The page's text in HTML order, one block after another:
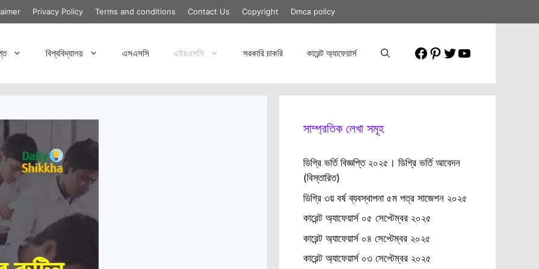
Privacy Policy Terms and conditions Contact Us Copyright Dmca policy
বিশ্ববিদ্যালয় এসএসসি এইচএসসি সরকারি চাকরি কারেন্ট অ্যাফেয়ার্স Facebook
Pinterest
Twitter
YouTube
সাম্প্রতিক লেখা সমূহ
ডিগ্রি ভর্তি বিজ্ঞপ্তি ২০২৫। ডিগ্রি ভর্তি আবেদন
(বিস্তারিত)
ডিগ্রি ৩য় বর্ষ ব্যবস্থাপনা ৫ম পত্র সাজেশন ২০২৫
কারেন্ট অ্যাফেয়ার্স ০৫ সেপ্টেম্বর ২০২৫
কারেন্ট অ্যাফেয়ার্স ০৪ সেপ্টেম্বর ২০২৫
কারেন্ট অ্যাফেয়ার্স ০৩ সেপ্টেম্বর ২০২৫